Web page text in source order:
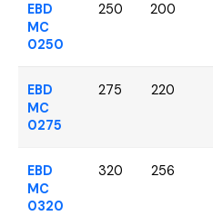
EBD
MC
0250
250 200
EBD
MC
0275
275 220
EBD
MC
0320
320 256